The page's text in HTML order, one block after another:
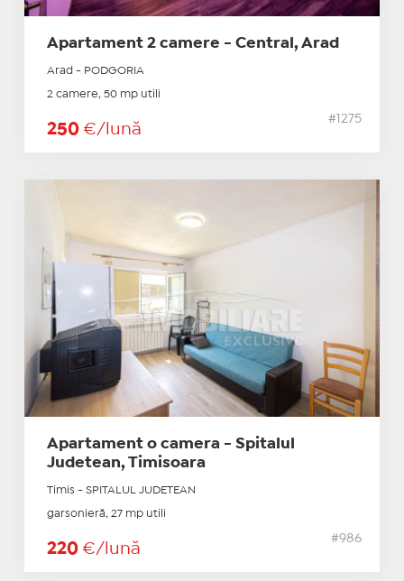
Apartament 2 camere - Central, Arad
Arad - PODGORIA
2 camere, 50 mp utili
250 €/lună
#1275
Apartament o camera - Spitalul
Judetean, Timisoara
Timis - SPITALUL JUDETEAN
garsonieră, 27 mp utili
220 €/lună
#986